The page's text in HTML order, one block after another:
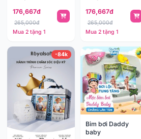
176,667đ
265,000đ
Mua 2 tặng 1
176,667đ
265,000đ
Mua 2 tặng 1
-84k
Bỉm bơi Daddy
baby